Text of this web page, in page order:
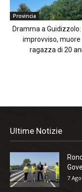
Provincia
Dramma a
improvviso, muore
ragazza di 20
Ultime Notizie
7